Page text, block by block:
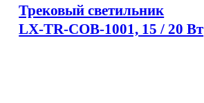
Трековый светильник
LX-TR-COB-1001, 15 / 20 Вт